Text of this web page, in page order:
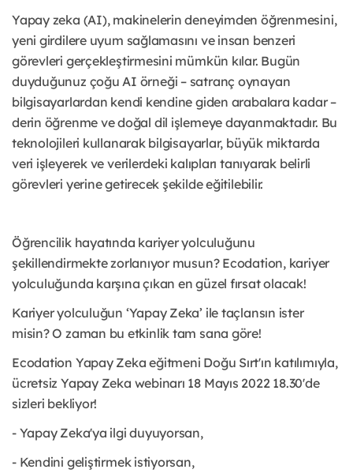
Yapay zeka (AI), makinelerin deneyimden öğrenmesini,
yeni girdilere uyum sağlamasını ve insan benzeri
görevleri gerçekleştirmesini mümkün kılar. Bugün
duyduğunuz çoğu AI örneği – satranç oynayan
bilgisayarlardan kendi kendine giden arabalara kadar –
derin öğrenme ve doğal dil işlemeye dayanmaktadır. Bu
teknolojileri kullanarak bilgisayarlar, büyük miktarda
veri işleyerek ve verilerdeki kalıpları tanıyarak belirli
görevleri yerine getirecek şekilde eğitilebilir.
Öğrencilik hayatında kariyer yolculuğunu
şekillendirmekte zorlanıyor musun? Ecodation, kariyer
yolculuğunda karşına çıkan en güzel fırsat olacak!
Kariyer yolculuğun ‘Yapay Zeka’ ile taçlansın ister
misin? O zaman bu etkinlik tam sana göre!
Ecodation Yapay Zeka eğitmeni Doğu Sırt'ın katılımıyla,
ücretsiz Yapay Zeka webinarı 18 Mayıs 2022 18.30'de
sizleri bekliyor!
- Yapay Zeka'ya ilgi duyuyorsan,
- Kendini geliştirmek istiyorsan,